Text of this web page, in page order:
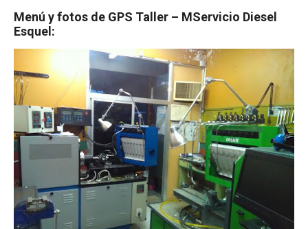
Menú y fotos de GPS Taller – MServicio Diesel
Esquel: